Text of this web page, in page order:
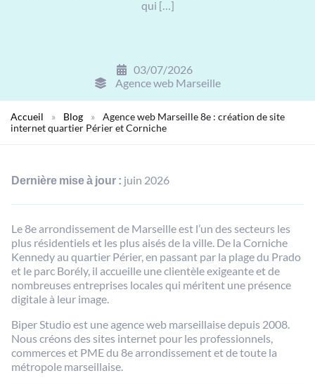
qui […]
03/07/2026
Agence web Marseille
Accueil » Blog »
Agence web Marseille 8e : création de site
internet quartier Périer et Corniche
Dernière mise à jour : juin 2026
Le 8e arrondissement de Marseille est l’un des secteurs les
plus résidentiels et les plus aisés de la ville. De la Corniche
Kennedy au quartier Périer, en passant par la plage du Prado
et le parc Borély, il accueille une clientèle exigeante et de
nombreuses entreprises locales qui méritent une présence
digitale à leur image.
Biper Studio est une agence web marseillaise depuis 2008.
Nous créons des sites internet pour les professionnels,
commerces et PME du 8e arrondissement et de toute la
métropole marseillaise.